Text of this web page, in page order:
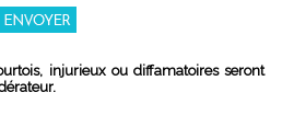
injurieux ou diffamatoires seront